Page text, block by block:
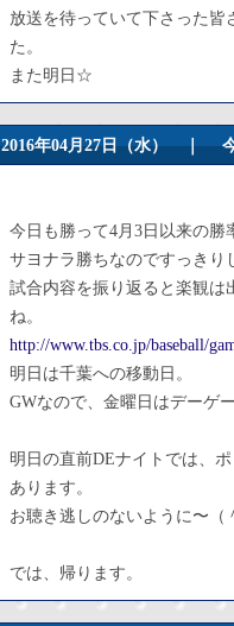
放送を待っていて下さった皆
た。
また明日☆
2016年04月27日（水） ｜
今日も勝って4月3日以来の勝
サヨナラ勝ちなのですっきり
試合内容を振り返ると楽観は
ね。
http://www.tbs.co.jp/baseball/
明日は千葉への移動日。
GWなので、金曜日はデーゲ
明日の直前DEナイトでは、
あります。
お聴き逃しのないように〜（
では、帰ります。